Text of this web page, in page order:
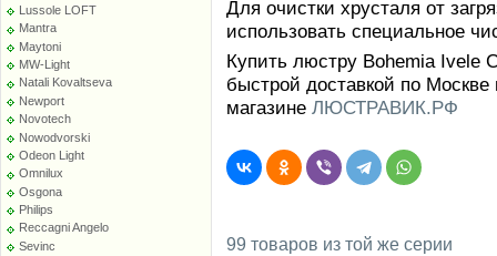
Lussole LOFT
Mantra
Maytoni
MW-Light
Natali Kovaltseva
Newport
Novotech
Nowodvorski
Odeon Light
Omnilux
Osgona
Philips
Reccagni Angelo
Sevinc
Для очистки хрусталя от
использовать специальное
Купить люстру Bohemia Ivele
быстрой доставкой по
магазине ЛЮСТРАВИК.РФ
99 товаров из той же серии